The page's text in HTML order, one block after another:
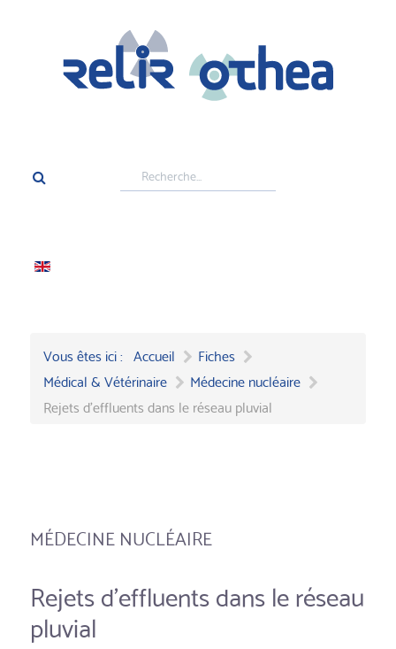
Rechercher
Vous êtes ici : Accueil
Fiches
Médical & Vétérinaire
Médecine nucléaire
Rejets d'effluents dans le réseau pluvial
MÉDECINE NUCLÉAIRE
Rejets d'effluents dans le réseau
pluvial